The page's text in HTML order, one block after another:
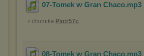
07-Tomek w Gran Chaco.mp3
z chomika Piotr57c
08-Tomek w Gran Chaco.mp3